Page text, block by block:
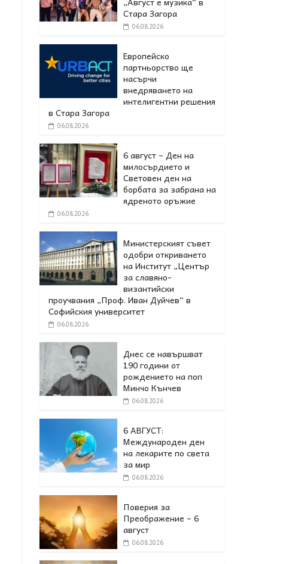
Стара Загора
06.08.2026
Европейско
партньорство ще
насърчи
внедряването на
интелигентни решения
в Стара Загора
06.08.2026
6 август – Ден на
милосърдието и
Световен ден на
борбата за забрана на
ядреното оръжие
06.08.2026
Министерският съвет
одобри откриването
на Институт „Център
за славяно-
византийски
проучвания „Проф. Иван Дуйчев“ в
Софийския университет
06.08.2026
Днес се навършват
190 години от
рождението на поп
Минчо Кънчев
06.08.2026
6 АВГУСТ:
Международен ден
на лекарите по света
за мир
06.08.2026
Поверия за
Преображение – 6
август
06.08.2026